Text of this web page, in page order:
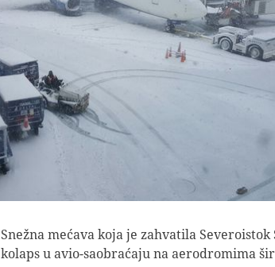
Snežna mećava koja je zahvatila
kolaps u avio-saobraćaju na aerodromima